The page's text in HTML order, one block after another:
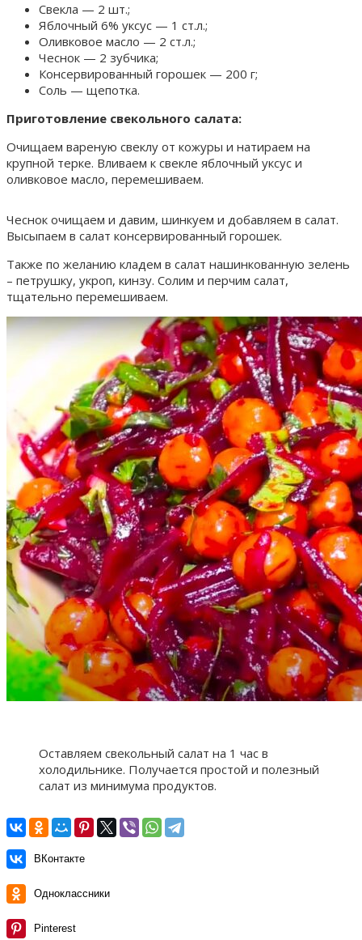
Свекла — 2 шт.;
Яблочный 6% уксус — 1 ст.л.;
Оливковое масло — 2 ст.л.;
Чеснок — 2 зубчика;
Консервированный горошек — 200 г;
Соль — щепотка.
Приготовление свекольного салата:
Очищаем вареную свеклу от кожуры и натираем на
крупной терке. Вливаем к свекле яблочный уксус и
оливковое масло, перемешиваем.
Чеснок очищаем и давим, шинкуем и добавляем в салат.
Высыпаем в салат консервированный горошек.
Также по желанию кладем в салат нашинкованную зелень
– петрушку, укроп, кинзу. Солим и перчим салат,
тщательно перемешиваем.
Оставляем свекольный салат на 1 час в
холодильнике. Получается простой и полезный
салат из минимума продуктов.
ВКонтакте
Одноклассники
Pinterest